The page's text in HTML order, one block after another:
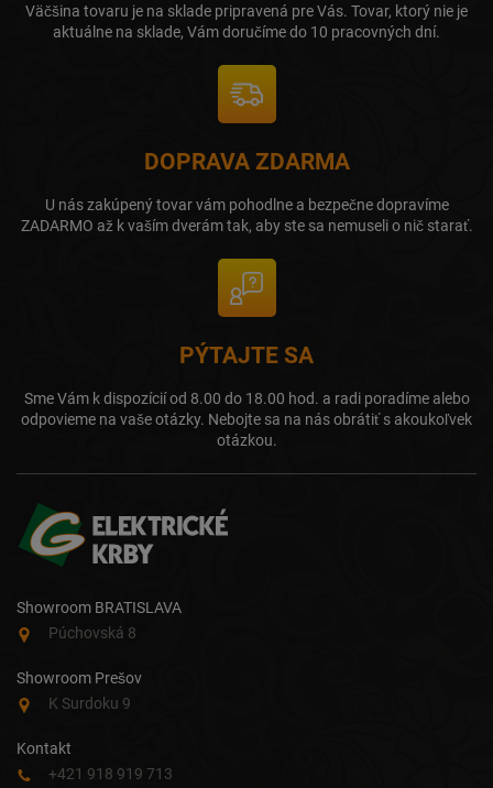
Väčšina tovaru je na sklade pripravená pre Vás. Tovar, ktorý nie je
aktuálne na sklade, Vám doručíme do 10 pracovných dní.
DOPRAVA ZDARMA
U nás zakúpený tovar vám pohodlne a bezpečne dopravíme
ZADARMO až k vaším dverám tak, aby ste sa nemuseli o nič starať.
PÝTAJTE SA
Sme Vám k dispozícií od 8.00 do 18.00 hod. a radi poradíme alebo
odpovieme na vaše otázky. Nebojte sa na nás obrátiť s akoukoľvek
otázkou.
Showroom BRATISLAVA
Púchovská 8
Showroom Prešov
K Surdoku 9
Kontakt
+421 918 919 713